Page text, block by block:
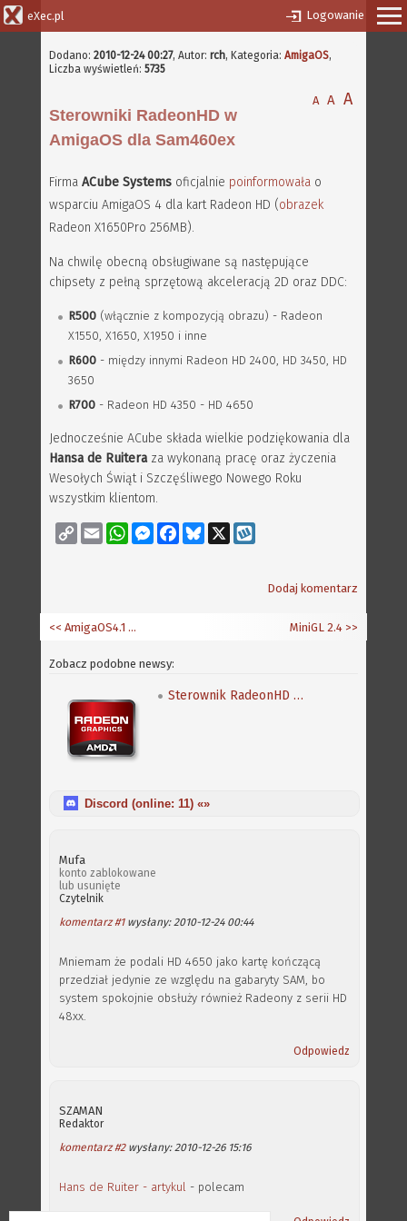
eXec.pl Logowanie
Dodano: 2010-12-24 00:27, Autor: rch, Kategoria: AmigaOS,
Liczba wyświetleń: 5735
A A A
Sterowniki RadeonHD w
AmigaOS dla Sam460ex
Firma ACube Systems oficjalnie poinformowała o
wsparciu AmigaOS 4 dla kart Radeon HD (obrazek
Radeon X1650Pro 256MB).
Na chwilę obecną obsługiwane są następujące
chipsety z pełną sprzętową akceleracją 2D oraz DDC:
R500 (włącznie z kompozycją obrazu) - Radeon
X1550, X1650, X1950 i inne
R600 - między innymi Radeon HD 2400, HD 3450, HD
3650
R700 - Radeon HD 4350 - HD 4650
Jednocześnie ACube składa wielkie podziękowania dla
Hansa de Ruiteraza wykonaną pracę oraz życzenia
Wesołych Świąt i Szczęśliwego Nowego Roku
wszystkim klientom.
Copy
Link
Email WhatsAppMessenger
FacebookBluesky
Dodaj komentarz
MiniGL 2.4 >>
<< AmigaOS4.1 Classic - zobacz wideo
Zobacz podobne newsy:
Sterownik RadeonHD 0.27
Discord (online: 11) «»
Mufa
konto zablokowane
lub usunięte
Czytelnik
komentarz #1wysłany: 2010-12-24 00:44
Mniemam że podali HD 4650 jako kartę kończącą
przedział jedynie ze względu na gabaryty SAM, bo
system spokojnie obsłuży również Radeony z serii HD
48xx.
Odpowiedz
SZAMAN
Redaktor
komentarz #2wysłany: 2010-12-26 15:16
Hans de Ruiter - artykul - polecam